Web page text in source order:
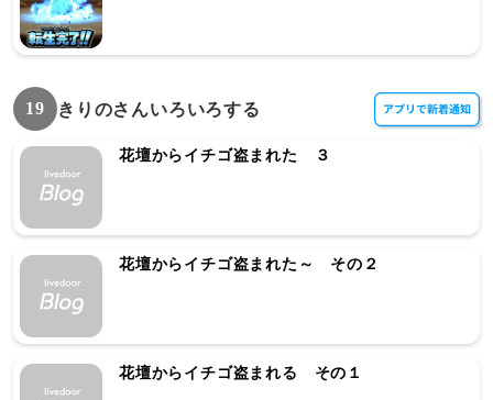
19 きりのさんいろいろする
花壇からイチゴ盗まれた ３
花壇からイチゴ盗まれた～ その２
花壇からイチゴ盗まれる その１